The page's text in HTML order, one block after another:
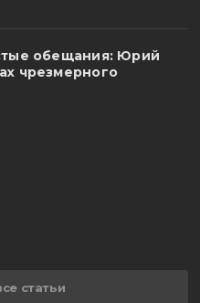
обещания: Юрий
чрезмерного
статьи